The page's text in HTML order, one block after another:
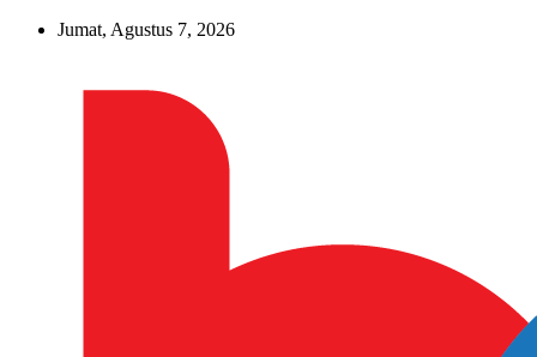
Jumat, Agustus 7, 2026